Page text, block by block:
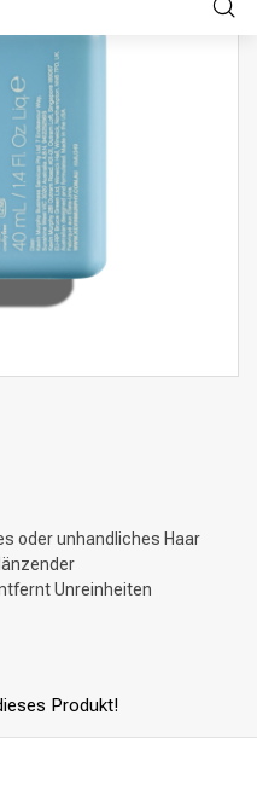
oder unhandliches Haar
Unreinheiten
Produkt!